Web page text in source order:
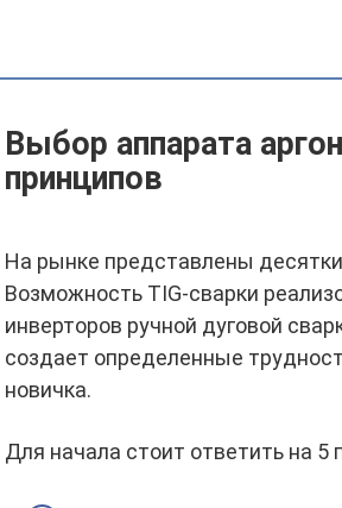
Выбор аппарата
принципов
На рынке представлены
Возможность TIG-сварки
инверторов ручной дуговой
создает определенные
новичка.
Для начала стоит ответить на 5